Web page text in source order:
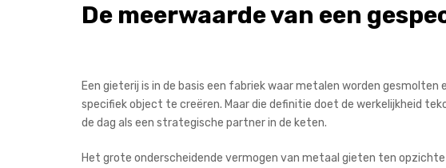
De meerwaarde van een
Een gieterij is in de basis een fabriek waar metalen worden
specifiek object te creëren. Maar die definitie doet de werkelijkheid
de dag als een strategische partner in de keten.
Het grote onderscheidende vermogen van metaal gieten ten